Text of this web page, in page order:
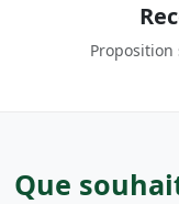
Que